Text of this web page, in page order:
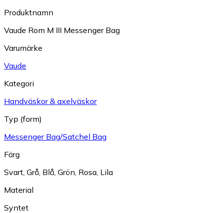
Produktnamn
Vaude Rom M III Messenger Bag
Varumärke
Vaude
Kategori
Handväskor & axelväskor
Typ (form)
Messenger Bag/Satchel Bag
Färg
Svart Grå Blå Grön Rosa Lila
Material
Syntet